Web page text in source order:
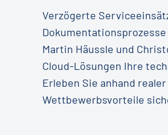
Verzögerte
Martin Häussle und
Cloud-Lösungen Ihre
Erleben Sie anhand
Wettbewerbsvorteile